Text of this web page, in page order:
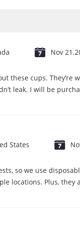
Nov
these cups.
leak. I will be
States
so we use
locations. Plus, they